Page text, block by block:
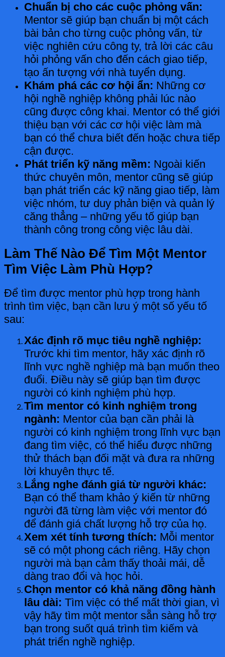
Chuẩn bị cho các cuộc phỏng vấn:
Mentor sẽ giúp bạn chuẩn bị một cách
bài bản cho từng cuộc phỏng vấn, từ
việc nghiên cứu công ty, trả lời các câu
hỏi phỏng vấn cho đến cách giao tiếp,
tạo ấn tượng với nhà tuyển dụng.
Khám phá các cơ hội ẩn: Những cơ
hội nghề nghiệp không phải lúc nào
cũng được công khai. Mentor có thể giới
thiệu bạn với các cơ hội việc làm mà
bạn có thể chưa biết đến hoặc chưa tiếp
cận được.
Phát triển kỹ năng mềm: Ngoài kiến
thức chuyên môn, mentor cũng sẽ giúp
bạn phát triển các kỹ năng giao tiếp, làm
việc nhóm, tư duy phản biện và quản lý
căng thẳng – những yếu tố giúp bạn
thành công trong công việc lâu dài.
Làm Thế Nào Để Tìm Một Mentor
Tìm Việc Làm Phù Hợp?
Để tìm được mentor phù hợp trong hành
trình tìm việc, bạn cần lưu ý một số yếu tố
sau:
Xác định rõ mục tiêu nghề nghiệp:
Trước khi tìm mentor, hãy xác định rõ
lĩnh vực nghề nghiệp mà bạn muốn theo
đuổi. Điều này sẽ giúp bạn tìm được
người có kinh nghiệm phù hợp.
Tìm mentor có kinh nghiệm trong
ngành: Mentor của bạn cần phải là
người có kinh nghiệm trong lĩnh vực bạn
đang tìm việc, có thể hiểu được những
thử thách bạn đối mặt và đưa ra những
lời khuyên thực tế.
Lắng nghe đánh giá từ người khác:
Bạn có thể tham khảo ý kiến từ những
người đã từng làm việc với mentor đó
để đánh giá chất lượng hỗ trợ của họ.
Xem xét tính tương thích: Mỗi mentor
sẽ có một phong cách riêng. Hãy chọn
người mà bạn cảm thấy thoải mái, dễ
dàng trao đổi và học hỏi.
Chọn mentor có khả năng đồng hành
lâu dài: Tìm việc có thể mất thời gian, vì
vậy hãy tìm một mentor sẵn sàng hỗ trợ
bạn trong suốt quá trình tìm kiếm và
phát triển nghề nghiệp.